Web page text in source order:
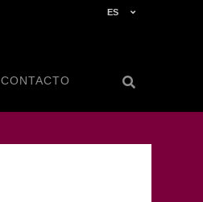
ES
CONTACTO